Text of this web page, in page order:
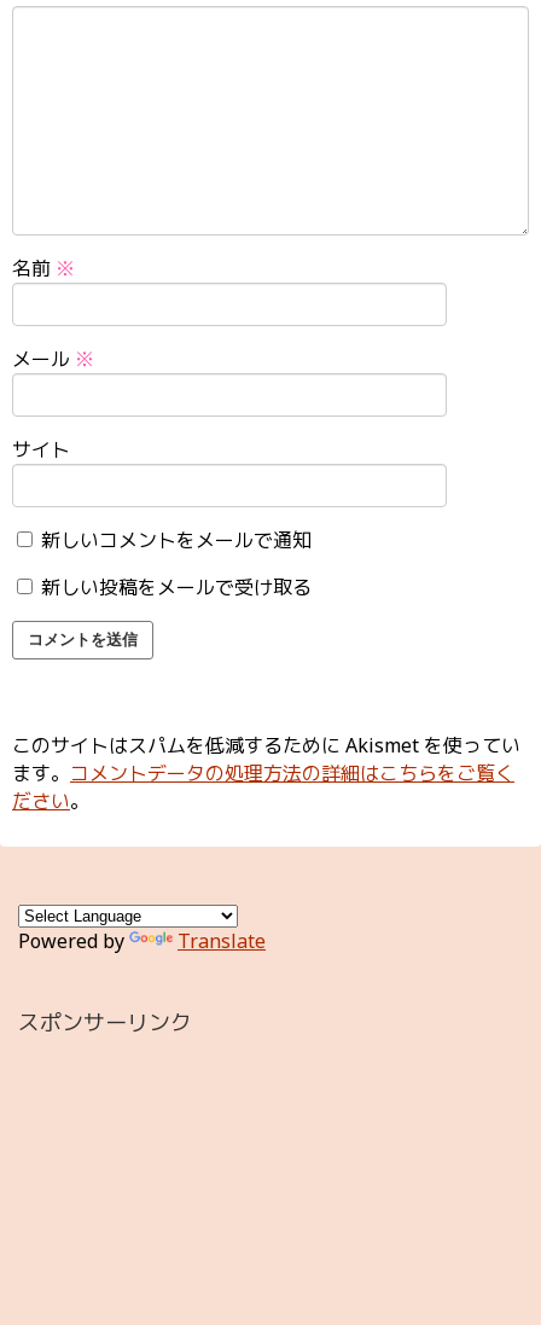
名前 ※
メール ※
サイト
新しいコメントをメールで通知
新しい投稿をメールで受け取る
このサイトはスパムを低減するために Akismet を使ってい
ます。 コメントデータの処理方法の詳細はこちらをご覧く
ださい。
Powered by Translate
スポンサーリンク